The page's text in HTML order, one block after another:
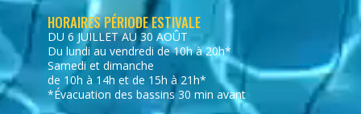
HORAIRES PÉRIODE ESTIVALE
DU 6 JUILLET AU 30 AOÛT
Du lundi au vendredi de 10h à 20h*
Samedi et dimanche
de 10h à 14h et de 15h à 21h*
*Évacuation des bassins 30 min avant